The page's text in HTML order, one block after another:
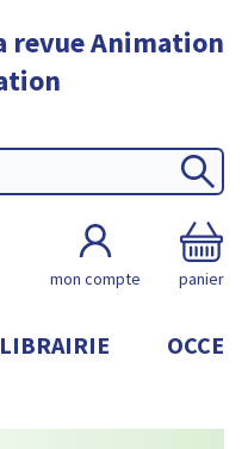
mon compte panier
LIBRAIRIE OCCE